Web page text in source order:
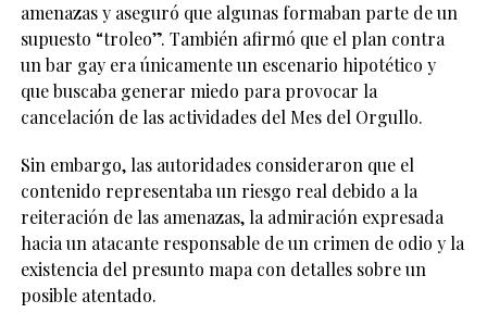
amenazas y aseguró que algunas formaban parte de un
supuesto “troleo”. También afirmó que el plan contra
un bar gay era únicamente un escenario hipotético y
que buscaba generar miedo para provocar la
cancelación de las actividades del Mes del Orgullo.
Sin embargo, las autoridades consideraron que el
contenido representaba un riesgo real debido a la
reiteración de las amenazas, la admiración expresada
hacia un atacante responsable de un crimen de odio y la
existencia del presunto mapa con detalles sobre un
posible atentado.